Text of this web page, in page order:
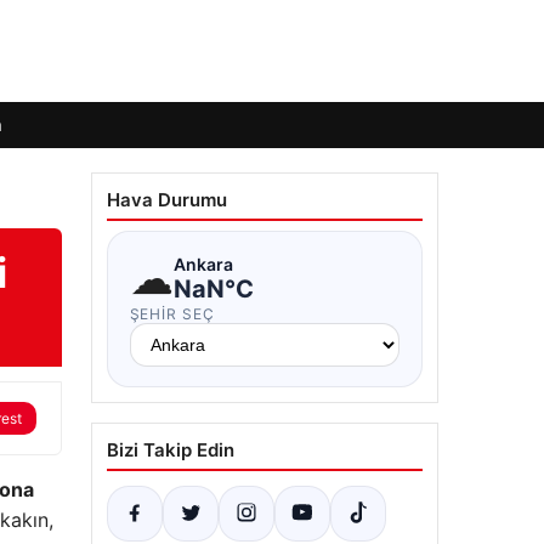
Hava Durumu
☁Ankara
NaN°C
ŞEHIR SEÇ
Bizi Takip Edin